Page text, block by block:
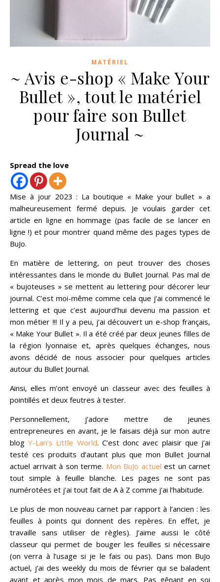
MATÉRIEL
~ Avis e-shop « Make Your
Bullet », tout le matériel
pour faire son Bullet
Journal ~
Spread the love
Mise à jour 2023 : La boutique « Make your bullet » a
malheureusement fermé depuis. Je voulais garder cet
article en ligne en hommage (pas facile de se lancer en
ligne !) et pour montrer quand même des pages types de
BuJo.
En matière de lettering, on peut trouver des choses
intéressantes dans le monde du Bullet Journal. Pas mal de
« bujoteuses » se mettent au lettering pour décorer leur
journal. C’est moi-même comme cela que j’ai commencé le
lettering et que c’est aujourd’hui devenu ma passion et
mon métier !!! Il y a peu, j’ai découvert un e-shop français,
« Make Your Bullet ». Il a été créé par deux jeunes filles de
la région lyonnaise et, après quelques échanges, nous
avons décidé de nous associer pour quelques articles
autour du Bullet Journal.
Ainsi, elles m’ont envoyé un classeur avec des feuilles à
pointillés et deux feutres à tester.
Personnellement, j’adore mettre de jeunes
entrepreneures en avant, je le faisais déjà sur mon autre
blogY-Lan’s Little World. C’est donc avec plaisir que j’ai
testé ces produits d’autant plus que mon Bullet Journal
actuel arrivait à son terme. Mon BuJo actuel est un carnet
tout simple à feuille blanche. Les pages ne sont pas
numérotées et j’ai tout fait de A à Z comme j’ai l’habitude.
Le plus de mon nouveau carnet par rapport à l’ancien : les
feuilles à points qui donnent des repères. En effet, je
travaille sans utiliser de règles). J’aime aussi le côté
classeur qui permet de bouger les feuilles si nécessaire
(on verra à l’usage si je le fais ou pas). Dans mon BuJo
actuel, j’ai des weekly du mois de février qui se baladent
avant et après mon mois de mars. Pas gênant en soi